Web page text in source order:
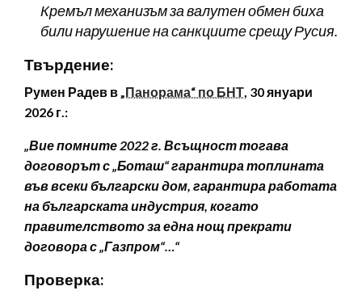
Кремъл механизъм за валутен обмен биха
били нарушение на санкциите срещу Русия.
Твърдение:
Румен Радев в„Панорама“ по БНТ, 30 януари
2026 г.:
„Вие помните 2022 г. Всъщност тогава
договорът с „Боташ“ гарантира топлината
във всеки български дом, гарантира работата
на българската индустрия, когато
правителството за една нощ прекрати
договора с „Газпром“…“
Проверка: